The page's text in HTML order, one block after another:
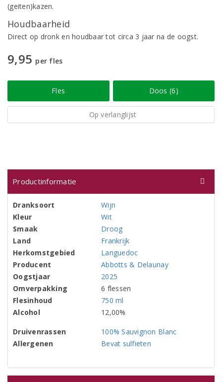
(geiten)kazen.
Houdbaarheid
Direct op dronk en houdbaar tot circa 3 jaar na de oogst.
9,95 per fles
Fles Doos (6)
Op verlanglijst
Productinformatie
Dranksoort
Wijn
Kleur
Wit
Smaak
Droog
Land
Frankrijk
Herkomstgebied
Languedoc
Producent
Abbotts & Delaunay
Oogstjaar
2025
Omverpakking
6 flessen
Flesinhoud
750 ml
Alcohol
12,00%
Druivenrassen
100% Sauvignon Blanc
Allergenen
Bevat sulfieten